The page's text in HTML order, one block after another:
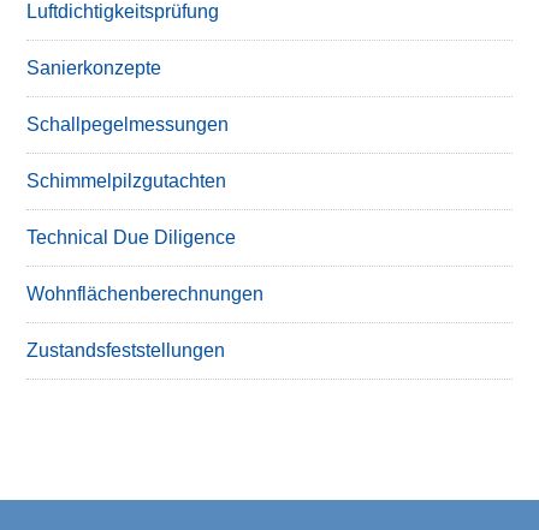
Luftdichtigkeitsprüfung
Sanierkonzepte
Schallpegelmessungen
Schimmelpilzgutachten
Technical Due Diligence
Wohnflächenberechnungen
Zustandsfeststellungen